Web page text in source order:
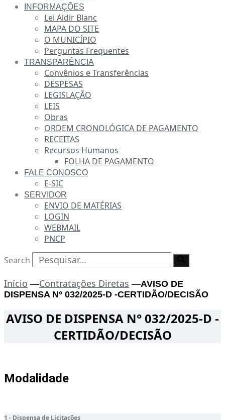
INFORMAÇÕES
Lei Aldir Blanc
MAPA DO SITE
O MUNICÍPIO
Perguntas Frequentes
TRANSPARÊNCIA
Convênios e Transferências
DESPESAS
LEGISLAÇÃO
LEIS
Obras
ORDEM CRONOLÓGICA DE PAGAMENTO
RECEITAS
Recursos Humanos
FOLHA DE PAGAMENTO
FALE CONOSCO
E-SIC
SERVIDOR
ENVIO DE MATÉRIAS
LOGIN
WEBMAIL
PNCP
Search
Início —Contratações Diretas —AVISO DE
DISPENSA N° 032/2025-D -CERTIDÃO/DECISÃO
AVISO DE DISPENSA N° 032/2025-D -
CERTIDÃO/DECISÃO
Modalidade
1 - Dispensa de Licitações